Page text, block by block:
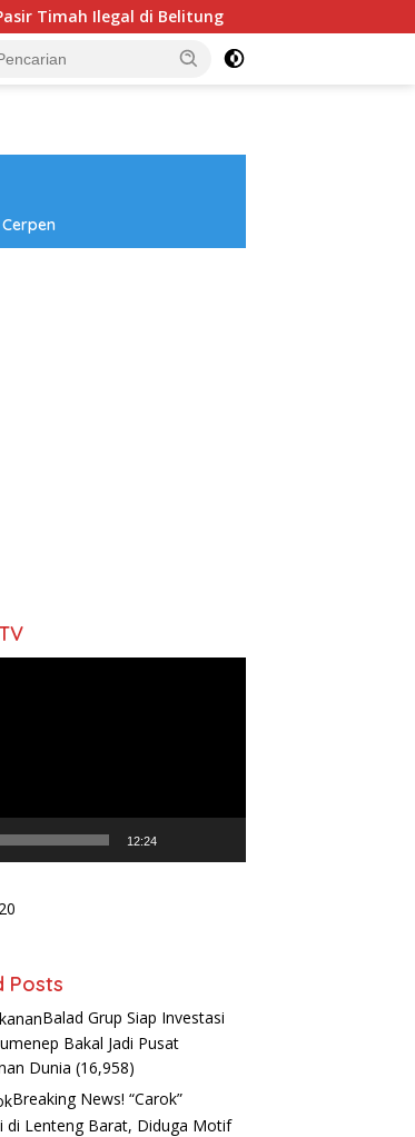
Ilegal di Belitung Universitas Annuqayah
Cerpen
12:24
Posts
Balad Grup Siap Investasi
Bakal Jadi Pusat
Dunia (16,958)
Breaking News! “Carok”
di Lenteng Barat, Diduga Motif